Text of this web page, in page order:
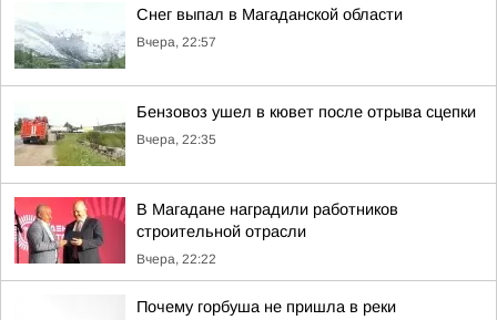
Снег выпал в Магаданской области
Вчера, 22:57
Бензовоз ушел в кювет после отрыва сцепки
Вчера, 22:35
В Магадане наградили работников
строительной отрасли
Вчера, 22:22
Почему горбуша не пришла в реки